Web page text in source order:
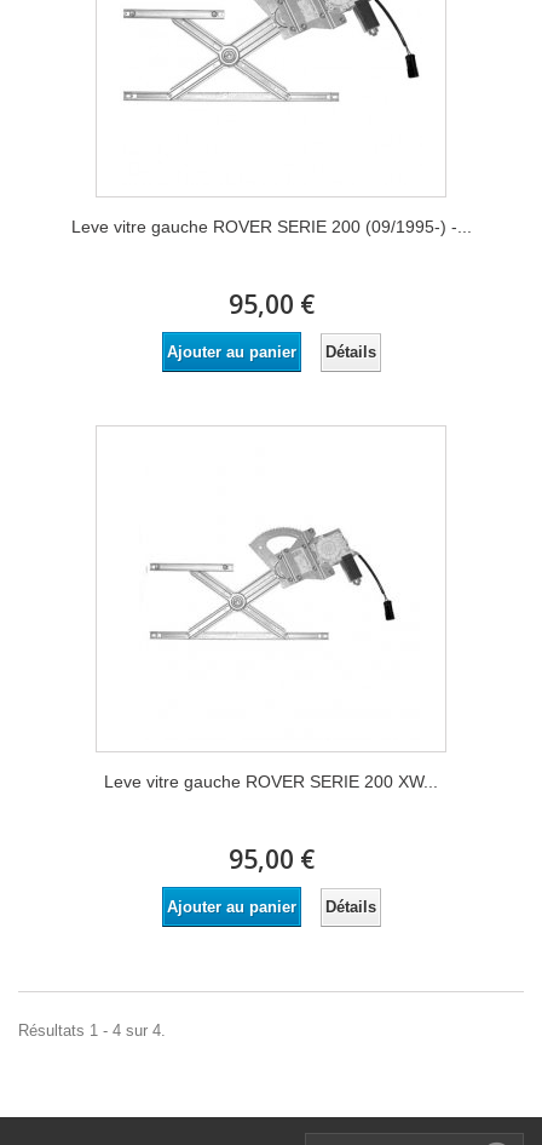
Leve vitre gauche ROVER SERIE 200 (09/1995-) -...
95,00 €
Ajouter au panier Détails
Leve vitre gauche ROVER SERIE 200 XW...
95,00 €
Ajouter au panier Détails
Résultats 1 - 4 sur 4.